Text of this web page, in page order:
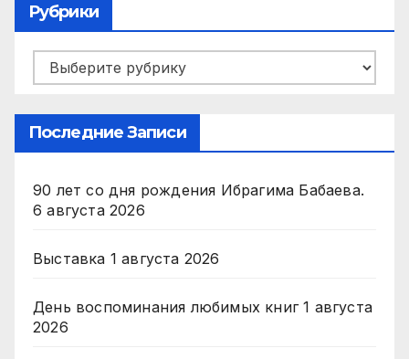
Рубрики
Рубрики
Последние Записи
90 лет со дня рождения Ибрагима Бабаева.
6 августа 2026
Выставка 1 августа 2026
День воспоминания любимых книг 1 августа
2026